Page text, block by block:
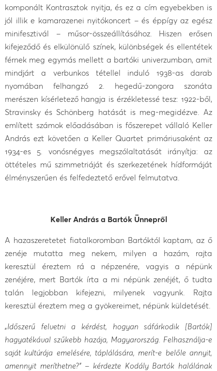
komponált Kontrasztok nyitja, és ez a cím egyebekben is
jól illik e kamarazenei nyitókoncert – és éppígy az egész
minifesztivál – műsor-összeállításához. Hiszen erősen
kifejeződő és elkülönülő színek, különbségek és ellentétek
férnek meg egymás mellett a bartóki univerzumban, amit
mindjárt a verbunkos tétellel induló 1938-as darab
nyomában felhangzó 2. hegedű-zongora szonáta
merészen kísérletező hangja is érzékletessé tesz: 1922-ből,
Stravinsky és Schönberg hatását is meg-megidézve. Az
említett számok előadásában is főszerepet vállaló Keller
András ezt követően a Keller Quartet primáriusaként az
1934-es 5. vonósnégyes megszólaltatását irányítja: az
öttételes mű szimmetriáját és szerkezetének hídformáját
élményszerűen és felfedeztető erővel felmutatva.
Keller András a Bartók Ünnepről
A hazaszeretetet fiatalkoromban Bartóktól kaptam, az ő
zenéje mutatta meg nekem, milyen a hazám, rajta
keresztül éreztem rá a népzenére, vagyis a népünk
zenéjére, mert Bartók írta a mi népünk zenéjét, ő tudta
talán legjobban kifejezni, milyenek vagyunk. Rajta
keresztül éreztem meg a gyökereimet, népünk küldetését.
„Időszerű felvetni a kérdést, hogyan sáfárkodik [Bartók]
hagyatékával szűkebb hazája, Magyarország. Felhasználja-e
saját kultúrája emelésére, táplálására, merít-e belőle annyit,
amennyit meríthetne?” – kérdezte Kodály Bartók halálának